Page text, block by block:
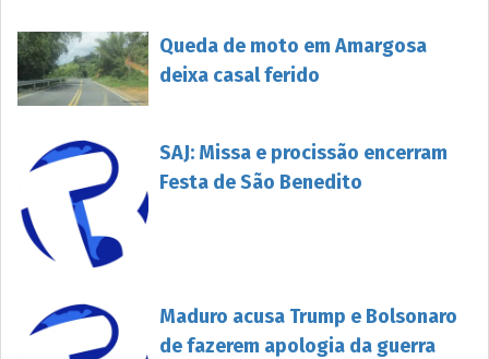
Queda de moto em Amargosa
deixa casal ferido
SAJ: Missa e procissão encerram
Festa de São Benedito
Maduro acusa Trump e Bolsonaro
de fazerem apologia da guerra